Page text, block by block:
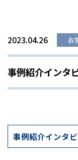
2023.04.26 お
事例紹介インタ
事例紹介インタ